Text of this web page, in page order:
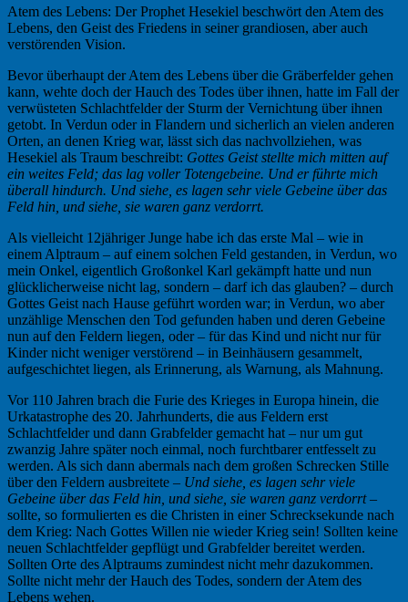
Atem des Lebens: Der Prophet Hesekiel beschwört den Atem des
Lebens, den Geist des Friedens in seiner grandiosen, aber auch
verstörenden Vision.
Bevor überhaupt der Atem des Lebens über die Gräberfelder gehen
kann, wehte doch der Hauch des Todes über ihnen, hatte im Fall der
verwüsteten Schlachtfelder der Sturm der Vernichtung über ihnen
getobt. In Verdun oder in Flandern und sicherlich an vielen anderen
Orten, an denen Krieg war, lässt sich das nachvollziehen, was
Hesekiel als Traum beschreibt: Gottes Geist stellte mich mitten auf
ein weites Feld; das lag voller Totengebeine. Und er führte mich
überall hindurch. Und siehe, es lagen sehr viele Gebeine über das
Feld hin, und siehe, sie waren ganz verdorrt.
Als vielleicht 12jähriger Junge habe ich das erste Mal – wie in
einem Alptraum – auf einem solchen Feld gestanden, in Verdun, wo
mein Onkel, eigentlich Großonkel Karl gekämpft hatte und nun
glücklicherweise nicht lag, sondern – darf ich das glauben? – durch
Gottes Geist nach Hause geführt worden war; in Verdun, wo aber
unzählige Menschen den Tod gefunden haben und deren Gebeine
nun auf den Feldern liegen, oder – für das Kind und nicht nur für
Kinder nicht weniger verstörend – in Beinhäusern gesammelt,
aufgeschichtet liegen, als Erinnerung, als Warnung, als Mahnung.
Vor 110 Jahren brach die Furie des Krieges in Europa hinein, die
Urkatastrophe des 20. Jahrhunderts, die aus Feldern erst
Schlachtfelder und dann Grabfelder gemacht hat – nur um gut
zwanzig Jahre später noch einmal, noch furchtbarer entfesselt zu
werden. Als sich dann abermals nach dem großen Schrecken Stille
über den Feldern ausbreitete – Und siehe, es lagen sehr viele
Gebeine über das Feld hin, und siehe, sie waren ganz verdorrt –
sollte, so formulierten es die Christen in einer Schrecksekunde nach
dem Krieg: Nach Gottes Willen nie wieder Krieg sein! Sollten keine
neuen Schlachtfelder gepflügt und Grabfelder bereitet werden.
Sollten Orte des Alptraums zumindest nicht mehr dazukommen.
Sollte nicht mehr der Hauch des Todes, sondern der Atem des
Lebens wehen.